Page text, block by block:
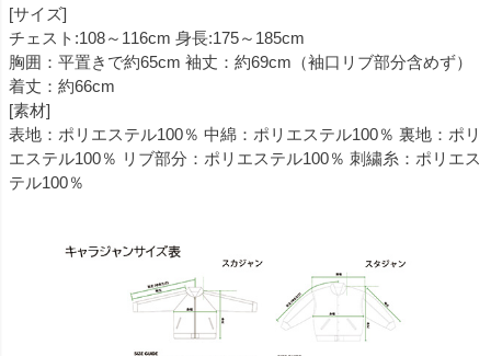
[サイズ]
チェスト:108～116cm 身長:175～185cm
胸囲：平置きで約65cm 袖丈：約69cm（袖口リブ部分含めず）
着丈：約66cm
[素材]
表地：ポリエステル100％ 中綿：ポリエステル100％ 裏地：ポリ
エステル100％ リブ部分：ポリエステル100％ 刺繍糸：ポリエス
テル100％